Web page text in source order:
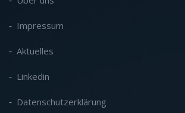
Impressum
Aktuelles
Linkedin
Datenschutzerklärung